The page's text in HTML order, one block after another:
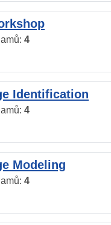
4
Identification
4
Modeling
4